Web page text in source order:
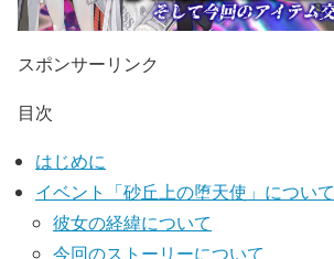
スポンサーリンク
目次
はじめに
イベント「砂丘上の堕天使」について
彼女の経緯について
今回のストーリーについて